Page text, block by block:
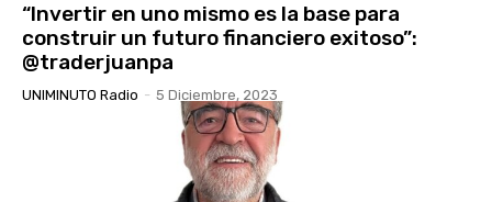
“Invertir en uno mismo es la base para
construir un futuro financiero exitoso”:
@traderjuanpa
UNIMINUTO Radio - 5 Diciembre, 2023